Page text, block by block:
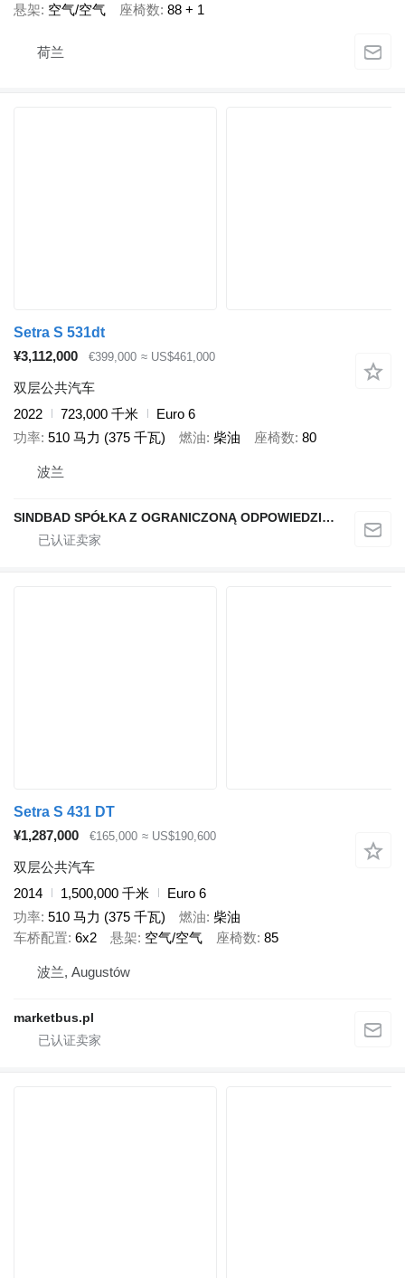
悬架 空气/空气 座椅数 88 + 1
荷兰
Setra S 531dt
¥3,112,000
€399,000 ≈ US$461,000
双层公共汽车
2022
723,000 千米
Euro 6
功率 510 马力 (375 千瓦) 燃油 柴油 座椅数 80
波兰
SINDBAD SPÓŁKA Z OGRANICZONĄ ODPOWIEDZIALNOŚCIĄ
Setra S 431 DT
¥1,287,000
€165,000 ≈ US$190,600
双层公共汽车
2014
1,500,000 千米
Euro 6
功率 510 马力 (375 千瓦) 燃油 柴油
车桥配置 6x2 悬架 空气/空气 座椅数 85
波兰, Augustów
marketbus.pl